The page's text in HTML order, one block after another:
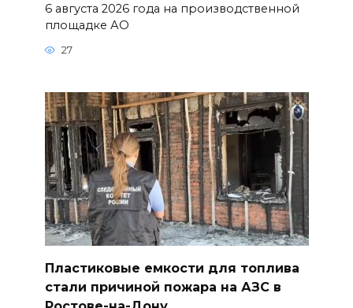
6 августа 2026 года на производственной
площадке АО
27
Пластиковые емкости для топлива
стали причиной пожара на АЗС в